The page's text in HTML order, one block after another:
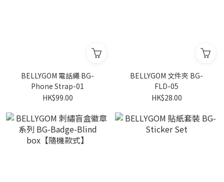
BELLYGOM 電話繩 BG-
Phone Strap-01
HK$99.00
BELLYGOM 文件夾 BG-
FLD-05
HK$28.00